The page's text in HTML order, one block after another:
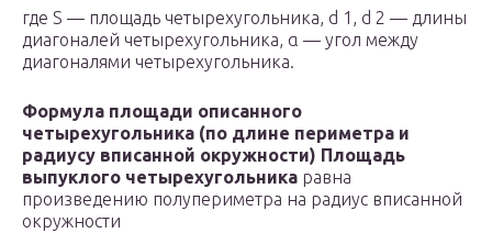
где S — площадь четырехугольника, d 1 , d 2 — длины
диагоналей четырехугольника, α — угол между
диагоналями четырехугольника.
Формула площади описанного
четырехугольника (по длине периметра и
радиусу вписанной окружности) Площадь
выпуклого четырехугольника равна
произведению полупериметра на радиус вписанной
окружности